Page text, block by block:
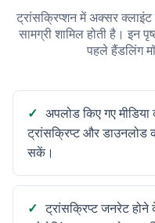
ट्रांसक्रिप्शन में अक्सर क्लाइंट
सामग्री शामिल होती है। इन
पहले हैंडलिंग
अपलोड किए गए मीडिया
ट्रांसक्रिप्ट और डाउनलोड
सकें।
ट्रांसक्रिप्ट जनरेट होने